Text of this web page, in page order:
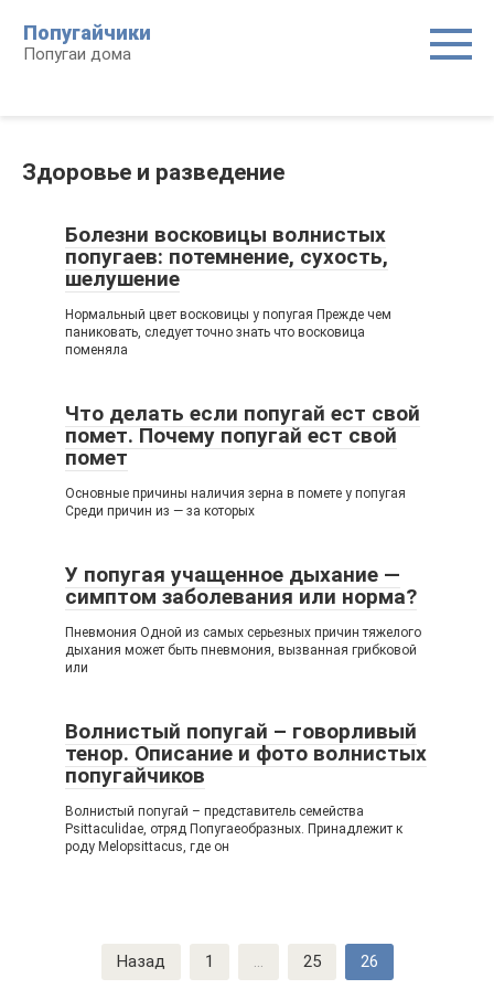
контенту
Попугайчики
Попугаи дома
Здоровье и разведение
Болезни восковицы волнистых
попугаев: потемнение, сухость,
шелушение
Нормальный цвет восковицы у попугая Прежде чем
паниковать, следует точно знать что восковица
поменяла
Что делать если попугай ест свой
помет. Почему попугай ест свой
помет
Основные причины наличия зерна в помете у попугая
Среди причин из — за которых
У попугая учащенное дыхание —
симптом заболевания или норма?
Пневмония Одной из самых серьезных причин тяжелого
дыхания может быть пневмония, вызванная грибковой
или
Волнистый попугай – говорливый
тенор. Описание и фото волнистых
попугайчиков
Волнистый попугай – представитель семейства
Psittaculidae, отряд Попугаеобразных. Принадлежит к
роду Melopsittacus, где он
Назад 1 ... 25 26